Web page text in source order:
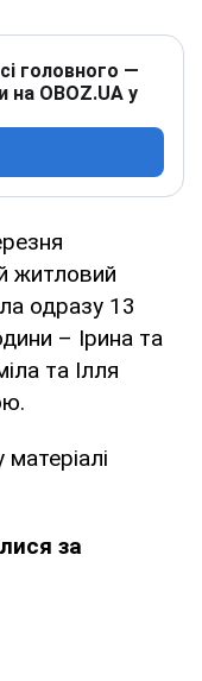
головного —
на OBOZ.UA у
житловий
одразу 13
– Ірина та
та Ілля
за